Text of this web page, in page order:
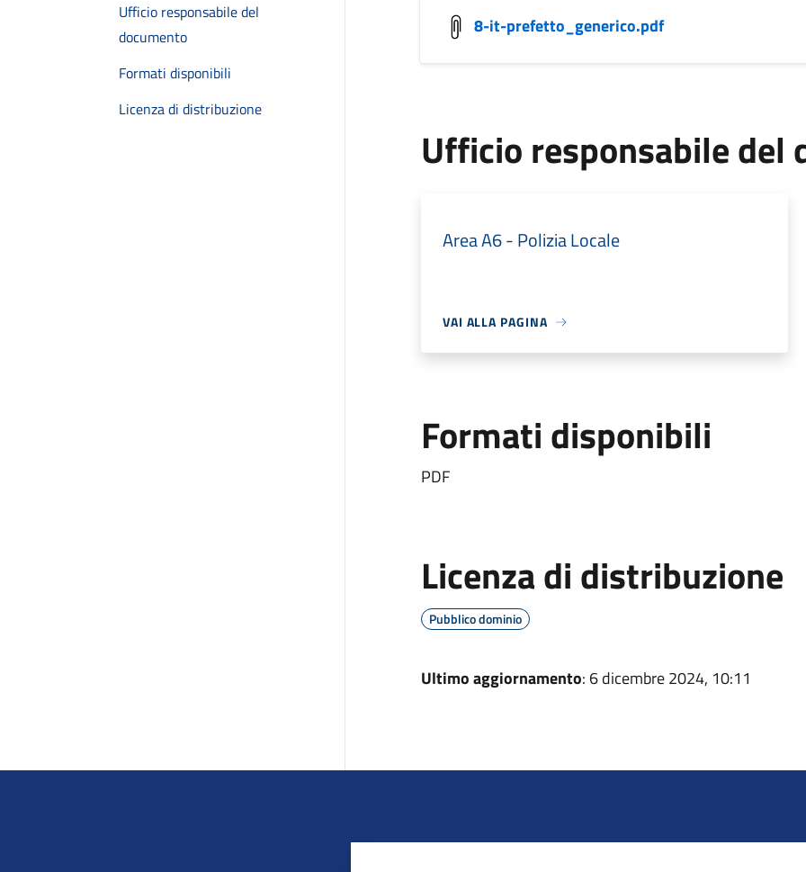
Ufficio responsabile del
documento
Formati disponibili
Licenza di distribuzione
8-it-prefetto_generico.pdf
Ufficio responsabile del
Area A6 - Polizia Locale
VAI ALLA PAGINA
Formati disponibili
PDF
Licenza di distribuzione
Pubblico dominio
Ultimo aggiornamento: 6 dicembre 2024, 10:11